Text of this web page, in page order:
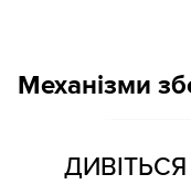
Механізми